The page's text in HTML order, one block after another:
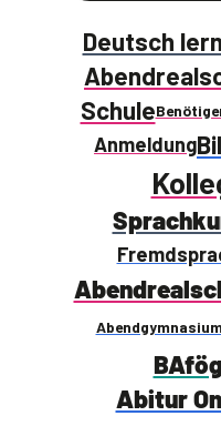
Deutsch
Schule
Anmeldung
Abendgymnasium
Abitur